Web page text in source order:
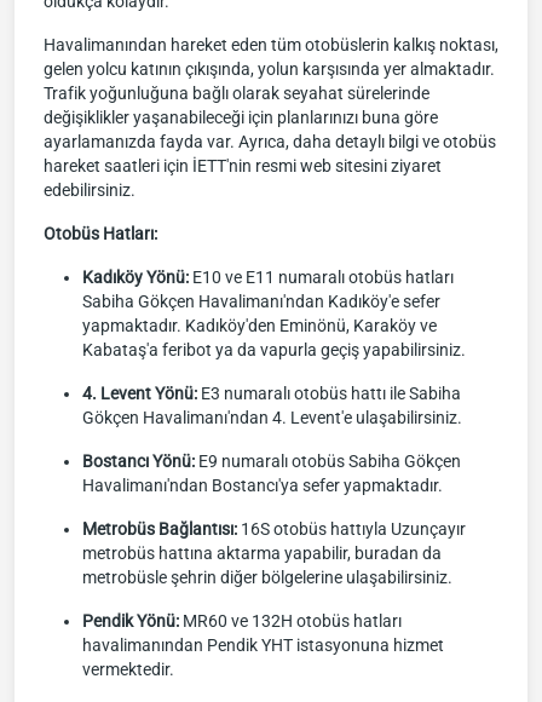
Havalimanından hareket eden tüm otobüslerin kalkış noktası,
gelen yolcu katının çıkışında, yolun karşısında yer almaktadır.
Trafik yoğunluğuna bağlı olarak seyahat sürelerinde
değişiklikler yaşanabileceği için planlarınızı buna göre
ayarlamanızda fayda var. Ayrıca, daha detaylı bilgi ve otobüs
hareket saatleri için İETT'nin resmi web sitesini ziyaret
edebilirsiniz.
Otobüs Hatları:
Kadıköy Yönü: E10 ve E11 numaralı otobüs hatları
Sabiha Gökçen Havalimanı'ndan Kadıköy'e sefer
yapmaktadır. Kadıköy'den Eminönü, Karaköy ve
Kabataş'a feribot ya da vapurla geçiş yapabilirsiniz.
4. Levent Yönü: E3 numaralı otobüs hattı ile Sabiha
Gökçen Havalimanı'ndan 4. Levent'e ulaşabilirsiniz.
Bostancı Yönü: E9 numaralı otobüs Sabiha Gökçen
Havalimanı'ndan Bostancı'ya sefer yapmaktadır.
Metrobüs Bağlantısı: 16S otobüs hattıyla Uzunçayır
metrobüs hattına aktarma yapabilir, buradan da
metrobüsle şehrin diğer bölgelerine ulaşabilirsiniz.
Pendik Yönü: MR60 ve 132H otobüs hatları
havalimanından Pendik YHT istasyonuna hizmet
vermektedir.